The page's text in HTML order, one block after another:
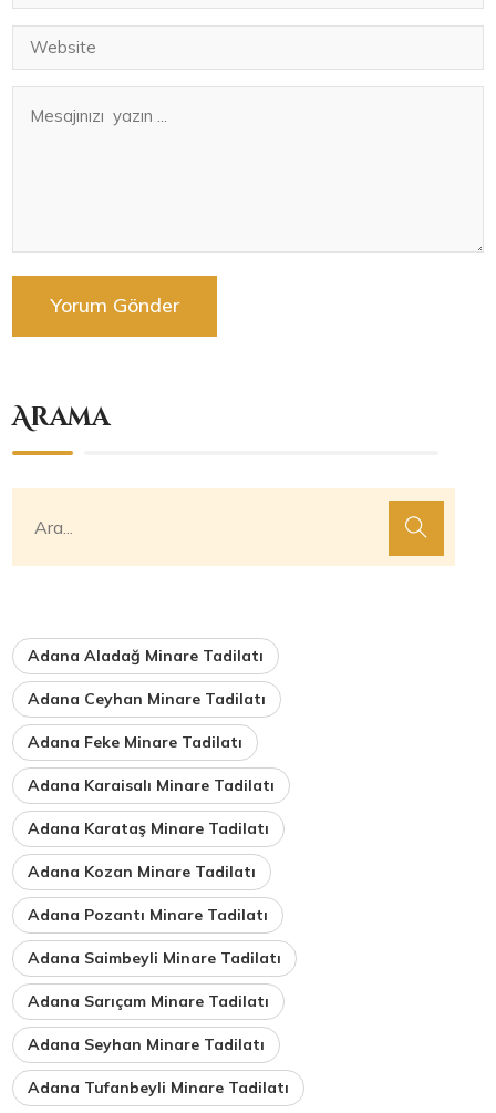
Arama
Adana Aladağ Minare Tadilatı
Adana Ceyhan Minare Tadilatı
Adana Feke Minare Tadilatı
Adana Karaisalı Minare Tadilatı
Adana Karataş Minare Tadilatı
Adana Kozan Minare Tadilatı
Adana Pozantı Minare Tadilatı
Adana Saimbeyli Minare Tadilatı
Adana Sarıçam Minare Tadilatı
Adana Seyhan Minare Tadilatı
Adana Tufanbeyli Minare Tadilatı